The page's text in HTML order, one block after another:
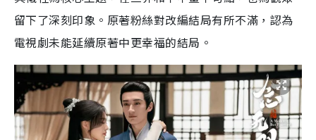
留下了深刻印象。原著粉絲對改編結局有所不滿，認為
電視劇未能延續原著中更幸福的結局。